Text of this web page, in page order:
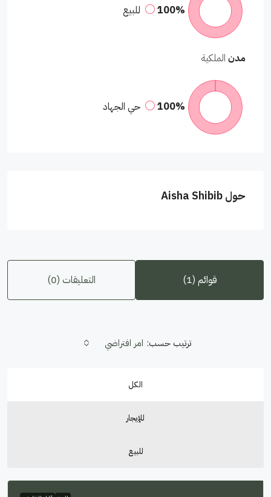
100% للبيع
مدن الملكية
100% حي الجهاد
حول Aisha Shibib
قوائم (1) التعليقات (0)
الكل
للإيجار
للبيع
ترتيب حسب: امر افتراضي